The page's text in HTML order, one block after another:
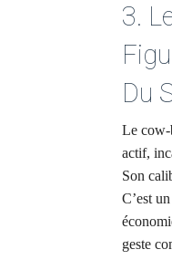
3.
Du
Le cow-
actif,
Son
C’est
geste